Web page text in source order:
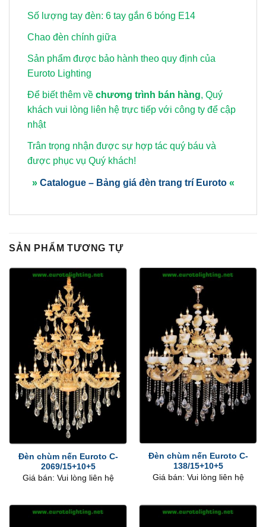
Số lượng tay đèn: 6 tay gắn 6 bóng E14
Chao đèn chính giữa
Sản phẩm được bảo hành theo quy định của
Euroto Lighting
Để biết thêm về chương trình bán hàng, Quý
khách vui lòng liên hệ trực tiếp với công ty để cập
nhật
Trân trọng nhận được sự hợp tác quý báu và
được phục vụ Quý khách!
» Catalogue – Bảng giá đèn trang trí Euroto «
SẢN PHẨM TƯƠNG TỰ
Đèn chùm nến Euroto C-
2069/15+10+5
Giá bán: Vui lòng liên hệ
Đèn chùm nến Euroto C-
138/15+10+5
Giá bán: Vui lòng liên hệ